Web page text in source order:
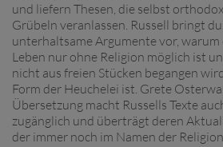
und liefern Thesen, die selbst
Grübeln veranlassen. Russell bringt
unterhaltsame Argumente vor,
Leben nur ohne Religion möglich ist
nicht aus freien Stücken begangen
Form der Heuchelei ist. Grete
Übersetzung macht Russells Texte
zugänglich und überträgt deren
der immer noch im Namen der